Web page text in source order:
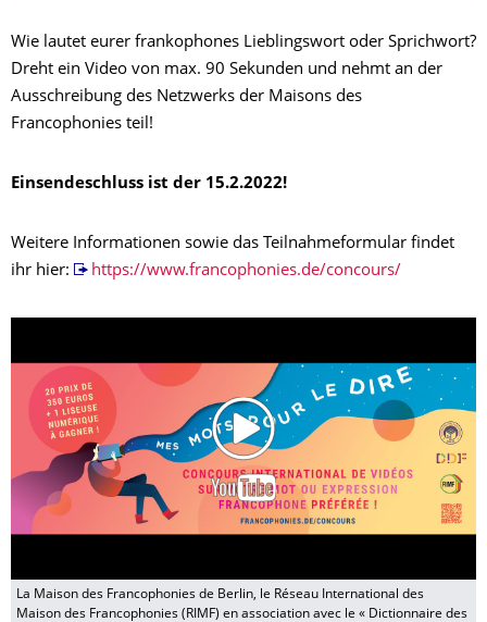
Wie lautet eurer frankophones Lieblingswort oder Sprichwort?
Dreht ein Video von max. 90 Sekunden und nehmt an der
Ausschreibung des Netzwerks der Maisons des
Francophonies teil!
Einsendeschluss ist der 15.2.2022!
Weitere Informationen sowie das Teilnahmeformular findet
ihr hier:
https://www.francophonies.de/concours/
La Maison des Francophonies de Berlin, le Réseau International des
Maison des Francophonies (RIMF) en association avec le « Dictionnaire des